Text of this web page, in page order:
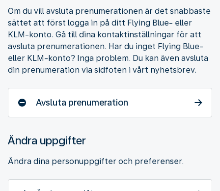
Om du vill avsluta prenumerationen är det snabbaste
sättet att först logga in på ditt Flying Blue- eller
KLM-konto. Gå till dina kontaktinställningar för att
avsluta prenumerationen. Har du inget Flying Blue-
eller KLM-konto? Inga problem. Du kan även avsluta
din prenumeration via sidfoten i vårt nyhetsbrev.
Avsluta prenumeration
Ändra uppgifter
Ändra dina personuppgifter och preferenser.